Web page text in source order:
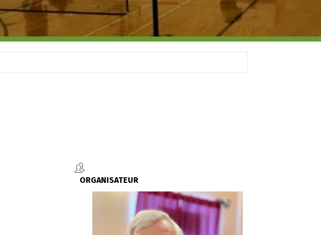
ORGANISATEUR